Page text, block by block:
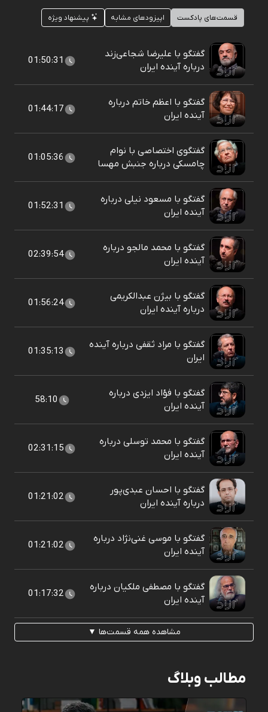
قسمت‌های پادکست اپیزودهای مشابه پیشنهاد ویژه
گفتگو با علیرضا شجاعی‌زند
درباره آینده ایران
01:50:31
گفتگو با اعظم خاتم درباره
آینده ایران
01:44:17
گفتگوی اختصاصی با نوام
چامسکی درباره جنبش مهسا
01:05:36
گفتگو با مسعود نیلی درباره
آینده ایران
01:52:31
گفتگو با محمد مالجو درباره
آینده ایران
02:39:54
گفتگو با بیژن عبدالکریمی
درباره آینده ایران
01:56:24
گفتگو با مراد ثقفی درباره آینده
ایران
01:35:13
گفتگو با فؤاد ایزدی درباره
آینده ایران
58:10
گفتگو با محمد توسلی درباره
آینده ایران
02:31:15
گفتگو با احسان عبدی‌پور
درباره آینده ایران
01:21:02
گفتگو با موسی غنی‌نژاد درباره
آینده ایران
01:21:02
گفتگو با مصطفی ملکیان درباره
آینده ایران
01:17:32
مشاهده همه قسمت‌ها ▼
مطالب وبلاگ